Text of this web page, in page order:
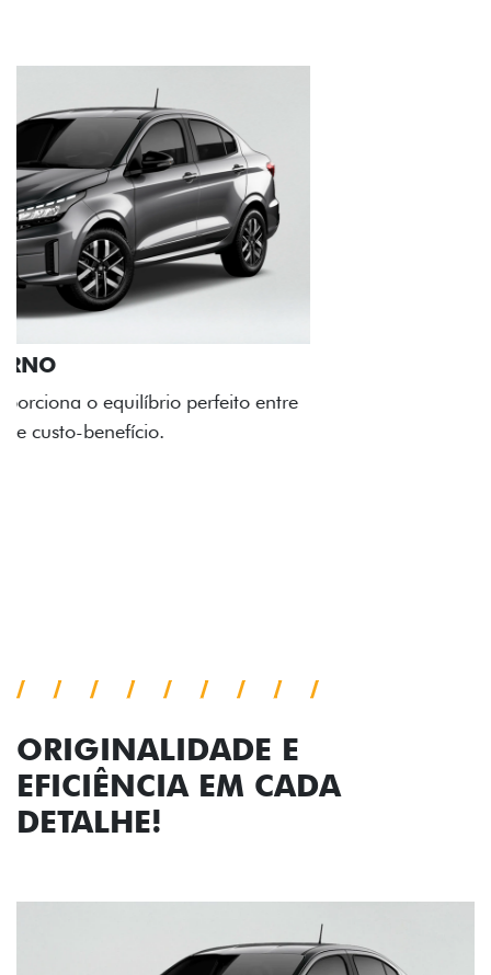
RODAS DE LIGA-LEVE
As rodas de liga leve com desenho dinâmico e
acabamento diamantado elevam o estilo do Fiat
ORIGINALIDADE E
EFICIÊNCIA EM CADA
DETALHE!